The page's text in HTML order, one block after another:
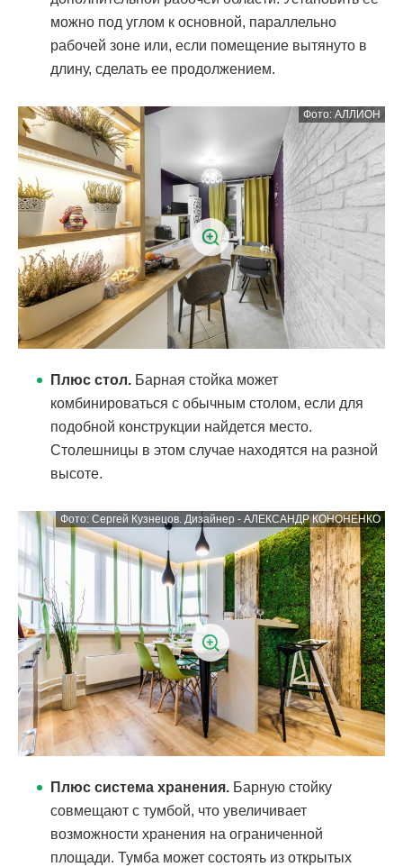
можно под углом к основной, параллельно
рабочей зоне или, если помещение вытянуто в
длину, сделать ее продолжением.
Плюс стол. Барная стойка может
комбинироваться с обычным столом, если для
подобной конструкции найдется место.
Столешницы в этом случае находятся на разной
высоте.
Плюс система хранения. Барную стойку
совмещают с тумбой, что увеличивает
возможности хранения на ограниченной
площади. Тумба может состоять из открытых